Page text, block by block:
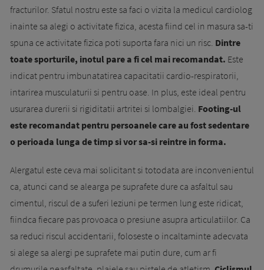
fracturilor. Sfatul nostru este sa faci o vizita la medicul cardiolog
inainte sa alegi o activitate fizica, acesta fiind cel in masura sa-ti
spu­na ce activitate fizica poti suporta fara nici un risc. Dintre
toate sportu­rile, inotul pare a fi cel mai recomandat. Este
indicat pentru imbunata­ti­rea capacitatii cardio-respiratorii,
intarirea musculaturii si pentru oase. In plus, este ideal pentru
usurarea durerii si rigidi­tatii artritei si lombalgiei. Footing-ul
este recomandat pentru persoanele care au fost sedentare
o perioada lunga de timp si vor sa-si reintre in forma.
Alergatul este ceva mai solicitant si totodata are inconvenientul
ca, atunci cand se alearga pe suprafete dure ca asfaltul sau
cimentul, riscul de a suferi leziuni pe termen lung este ridicat,
fiindca fiecare pas provoaca o presiune asupra articulatiilor. Ca
sa reduci ris­cul accidentarii, foloseste o incal­tamin­te adecvata
si alege sa alergi pe supra­fe­te mai putin dure, cum ar fi